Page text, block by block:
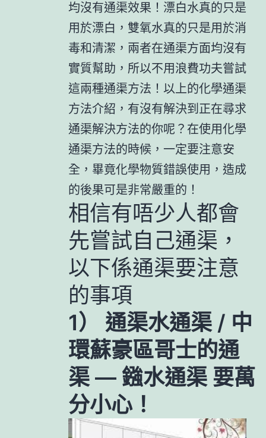
均沒有通渠效果！漂白水真的只是
用於漂白，雙氧水真的只是用於消
毒和清潔，兩者在通渠方面均沒有
實質幫助，所以不用浪費功夫嘗試
這兩種通渠方法！以上的化學通渠
方法介紹，有沒有解決到正在尋求
通渠解決方法的你呢？在使用化學
通渠方法的時候，一定要注意安
全，畢竟化學物質錯誤使用，造成
的後果可是非常嚴重的！
相信有唔少人都會
先嘗試自己通渠，
以下係通渠要注意
的事項
1） 通渠水通渠 / 中
環蘇豪區哥士的通
渠 — 鏹水通渠 要萬
分小心！